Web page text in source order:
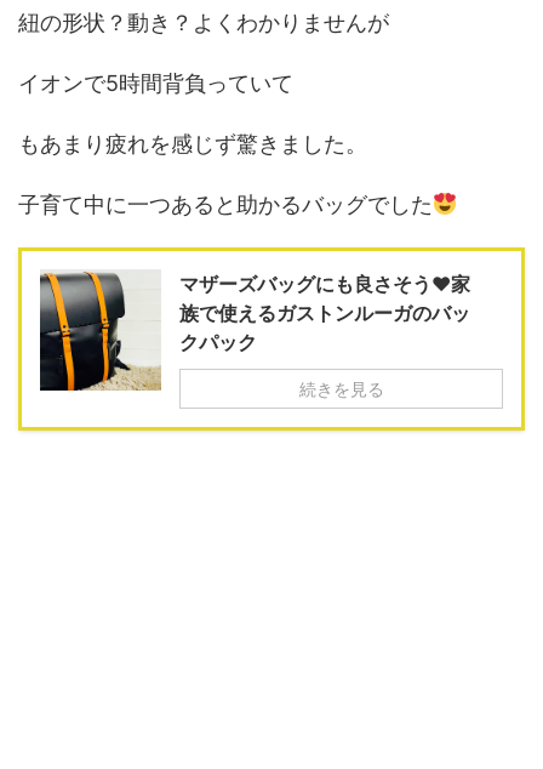
紐の形状？動き？よくわかりませんが
イオンで5時間背負っていて
もあまり疲れを感じず驚きました。
子育て中に一つあると助かるバッグでした
マザーズバッグにも良さそう♥家
族で使えるガストンルーガのバッ
クパック
続きを見る